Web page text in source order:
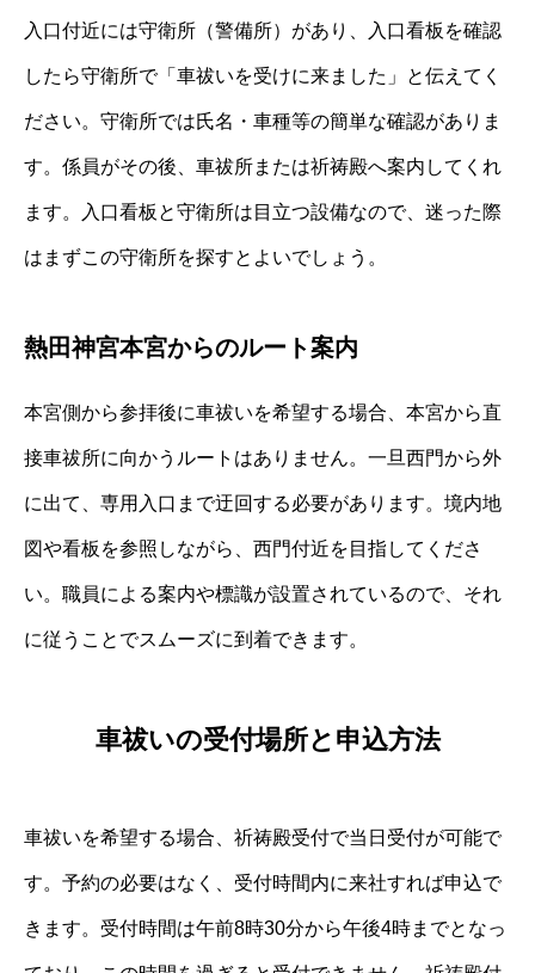
入口付近には守衛所（警備所）があり、入口看板を確認
したら守衛所で「車祓いを受けに来ました」と伝えてく
ださい。守衛所では氏名・車種等の簡単な確認がありま
す。係員がその後、車祓所または祈祷殿へ案内してくれ
ます。入口看板と守衛所は目立つ設備なので、迷った際
はまずこの守衛所を探すとよいでしょう。
熱田神宮本宮からのルート案内
本宮側から参拝後に車祓いを希望する場合、本宮から直
接車祓所に向かうルートはありません。一旦西門から外
に出て、専用入口まで迂回する必要があります。境内地
図や看板を参照しながら、西門付近を目指してくださ
い。職員による案内や標識が設置されているので、それ
に従うことでスムーズに到着できます。
車祓いの受付場所と申込方法
車祓いを希望する場合、祈祷殿受付で当日受付が可能で
す。予約の必要はなく、受付時間内に来社すれば申込で
きます。受付時間は午前8時30分から午後4時までとなっ